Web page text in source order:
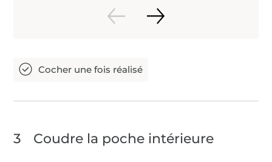
3 Coudre la poche intérieure